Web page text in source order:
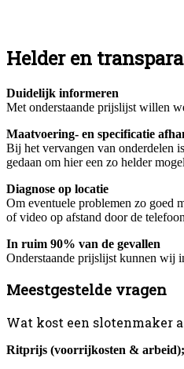
Helder en
Duidelijk informeren
Met onderstaande prijslijst willen
Maatvoering- en specificatie
Bij het vervangen van onderdelen
gedaan om hier een zo helder
Diagnose op locatie
Om eventuele problemen zo goed
of video op afstand door de
In ruim 90% van de gevallen
Onderstaande prijslijst kunnen wij
Meestgestelde vragen
Wat kost een slotenmaker
Ritprijs (voorrijkosten & arbeid);